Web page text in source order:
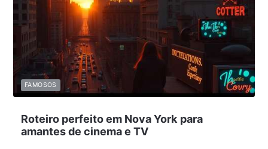
Roteiro perfeito em Nova York para
amantes de cinema e TV
FAMOSOS